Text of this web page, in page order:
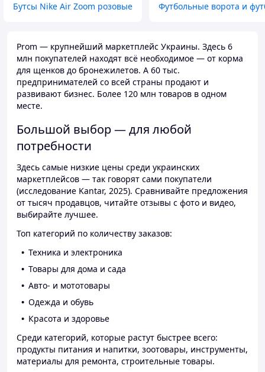
Бутсы Nike Air Zoom розовые Футбольные ворота и
Prom — крупнейший маркетплейс Украины. Здесь 6
млн покупателей находят всё необходимое — от корма
для щенков до бронежилетов. А 60 тыс.
предпринимателей со всей страны продают и
развивают бизнес. Более 120 млн товаров в одном
месте.
Большой выбор — для любой
потребности
Здесь самые низкие цены среди украинских
маркетплейсов — так говорят сами покупатели
(исследование Kantar, 2025). Сравнивайте предложения
от тысяч продавцов, читайте отзывы с фото и видео,
выбирайте лучшее.
Топ категорий по количеству заказов:
Техника и электроника
Товары для дома и сада
Авто- и мототовары
Одежда и обувь
Красота и здоровье
Среди категорий, которые растут быстрее всего:
продукты питания и напитки, зоотовары, инструменты,
материалы для ремонта, строительные товары.